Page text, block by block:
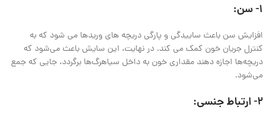
1- سن:
افزایش سن باعث ساییدگی و پارگی دریچه های وریدها می شود که به
کنترل جریان خون کمک می کند. در نهایت، این سایش باعث می‌شود که
دریچه‌ها اجازه دهند مقداری خون به داخل سیاهرگ‌ها برگردد، جایی که جمع
می‌شود.
2- ارتباط جنسی: